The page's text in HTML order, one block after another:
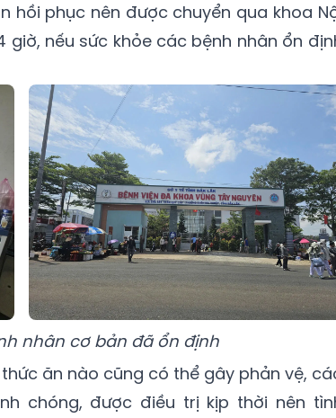
hồi phục nên được chuyển qua khoa
nếu sức khỏe các bệnh nhân ổn
nhân cơ bản đã ổn định
ăn nào cũng có thể gây phản vệ,
chóng, được điều trị kịp thời nên